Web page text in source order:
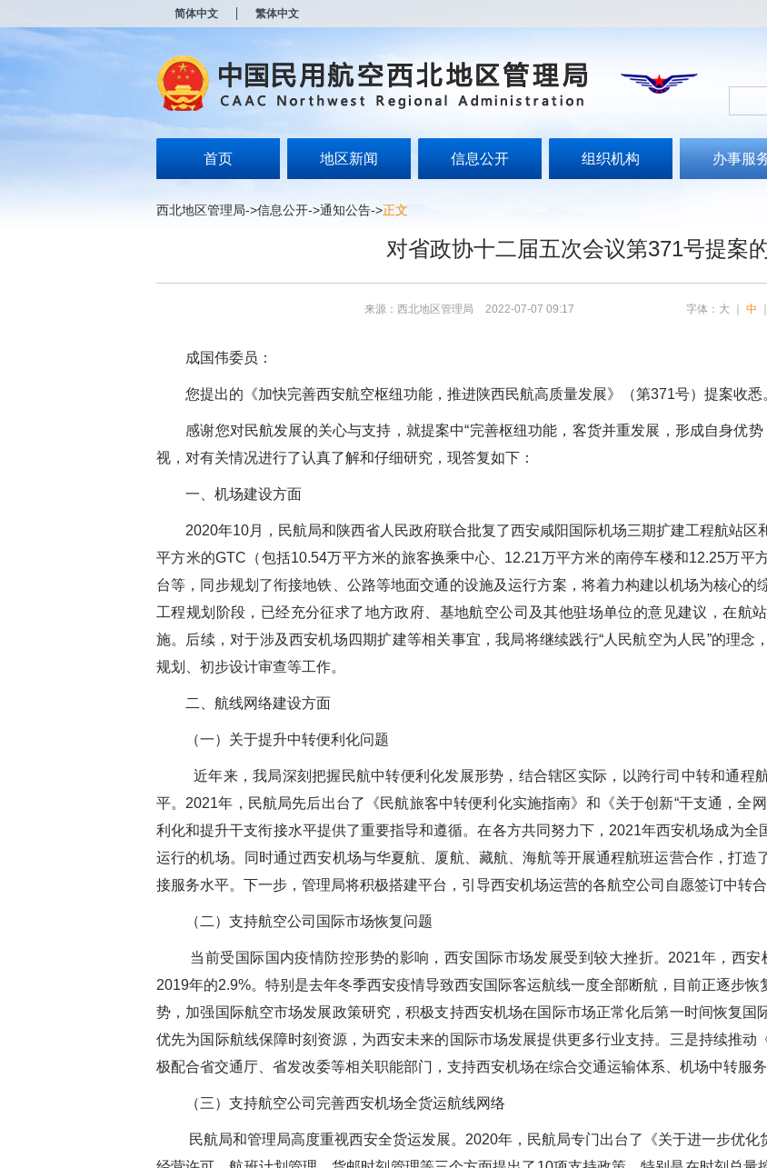
简体中文 繁体中文
首页 地区新闻 信息公开 组织机构 办事服
西北地区管理局->信息公开->通知公告->正文
对省政协十二届五次会议第371号提案
来源：西北地区管理局 2022-07-07 09:17 字体： 大 中
成国伟委员：
您提出的《加快完善西安航空枢纽功能，推进陕西民航高质量发展》（第371号）提案收悉
感谢您对民航发展的关心与支持，就提案中“完善枢纽功能，客货并重发展，形成自身优
视，对有关情况进行了认真了解和仔细研究，现答复如下：
一、机场建设方面
2020年10月，民航局和陕西省人民政府联合批复了西安咸阳国际机场三期扩建工程航站
平方米的GTC（包括10.54万平方米的旅客换乘中心、12.21万平方米的南停车楼和12.25万平
台等，同步规划了衔接地铁、公路等地面交通的设施及运行方案，将着力构建以机场为核心的
工程规划阶段，已经充分征求了地方政府、基地航空公司及其他驻场单位的意见建议，在航
施。后续，对于涉及西安机场四期扩建等相关事宜，我局将继续践行“人民航空为人民”的理
规划、初步设计审查等工作。
二、航线网络建设方面
（一） 关于提升中转便利化问题
近年来，我局深刻把握民航中转便利化发展形势，结合辖区实际，以跨行司中转和通程
平。2021年，民航局先后出台了《民航旅客中转便利化实施指南》和《关于创新“干支通，全
利化和提升干支衔接水平提供了重要指导和遵循。在各方共同努力下，2021年西安机场成为
运行的机场。同时通过西安机场与华夏航、厦航、藏航、海航等开展通程航班运营合作，打
接服务水平。下一步，管理局将积极搭建平台，引导西安机场运营的各航空公司自愿签订中转
（二）支持航空公司国际市场恢复问题
当前受国际国内疫情防控形势的影响，西安国际市场发展受到较大挫折。2021年，西
2019年的2.9%。特别是去年冬季西安疫情导致西安国际客运航线一度全部断航， 目前正逐步恢
势，加强国际航空市场发展政策研究，积极支持西安机场在国际市场正常化后第一时间恢复国
优先为国际航线保障时刻资源，为西安未来的国际市场发展提供更多行业支持。 三是持续推动
极配合省交通厅、省发改委等相关职能部门，支持西安机场在综合交通运输体系、机场中转服务
（三）支持航空公司完善西安机场全货运航线网络
民航局和管理局高度重视西安全货运发展。2020年，民航局专门出台了《关于进一步优
打
无
障